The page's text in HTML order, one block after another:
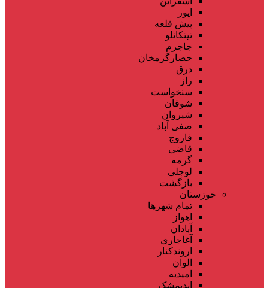
ایور
پیش قلعه
تیتکانلو
جاجرم
حصارگرمخان
درق
راز
سنخواست
شوقان
شیروان
صفی آباد
فاروج
قاضی
گرمه
لوجلی
بازگشت
خوزستان
تمام شهر‌ها
اهواز
آبادان
آغاجاری
اروندکنار
الوان
امیدیه
اندیمشک